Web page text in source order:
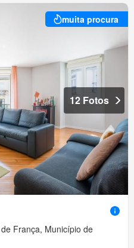
muita procura
12 Fotos
França, Município de